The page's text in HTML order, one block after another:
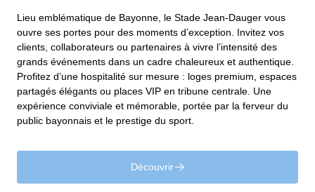
Lieu emblématique de Bayonne, le Stade Jean-Dauger vous
ouvre ses portes pour des moments d’exception. Invitez vos
clients, collaborateurs ou partenaires à vivre l’intensité des
grands événements dans un cadre chaleureux et authentique.
Profitez d’une hospitalité sur mesure : loges premium, espaces
partagés élégants ou places VIP en tribune centrale. Une
expérience conviviale et mémorable, portée par la ferveur du
public bayonnais et le prestige du sport.
Découvrir􀄫